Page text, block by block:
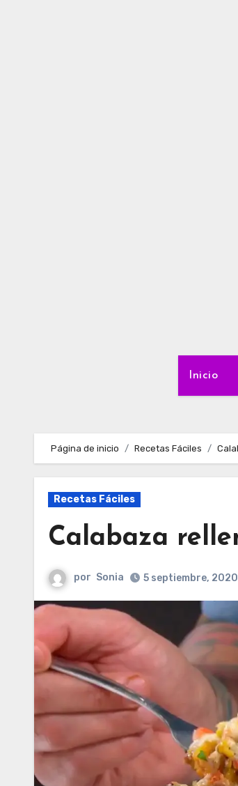
Inicio
Página de inicio Recetas Fáciles
Recetas Fáciles
Calabaza
por Sonia 5 septiembre, 2020